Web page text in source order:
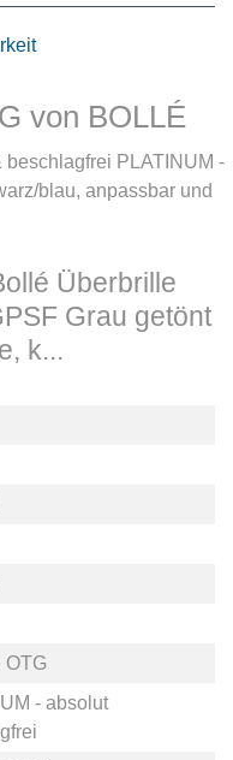
von BOLLÉ
beschlagfrei PLATINUM -
blau, anpassbar und
Überbrille
Grau getönt
k...
OTG
- absolut